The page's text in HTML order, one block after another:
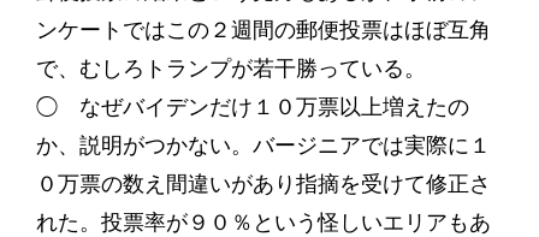
ンケートではこの２週間の郵便投票はほぼ互角
で、むしろトランプが若干勝っている。
◯ なぜバイデンだけ１０万票以上増えたの
か、説明がつかない。バージニアでは実際に１
０万票の数え間違いがあり指摘を受けて修正さ
れた。投票率が９０％という怪しいエリアもあ